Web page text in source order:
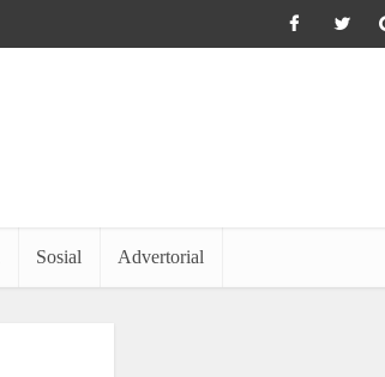
Sosial Advertorial